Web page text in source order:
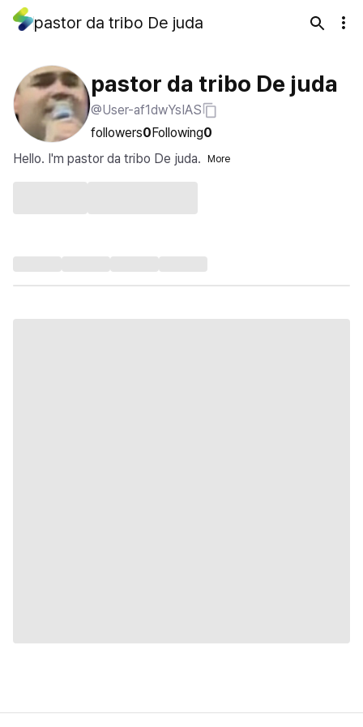
pastor da tribo De juda
pastor da tribo De juda
@User-af1dwYsIAS
followers0Following0
Hello. I'm pastor da tribo De juda.
More